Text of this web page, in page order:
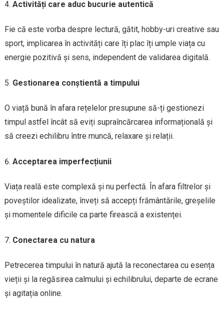
Activități care aduc bucurie autentică
Fie că este vorba despre lectură, gătit, hobby-uri creative sau
sport, implicarea în activități care îți plac îți umple viața cu
energie pozitivă și sens, independent de validarea digitală.
Gestionarea conștientă a timpului
O viață bună în afara rețelelor presupune să-ți gestionezi
timpul astfel încât să eviți supraîncărcarea informațională și
să creezi echilibru între muncă, relaxare și relații.
Acceptarea imperfecțiunii
Viața reală este complexă și nu perfectă. În afara filtrelor și
poveștilor idealizate, înveți să accepți frământările, greșelile
și momentele dificile ca parte firească a existenței.
Conectarea cu natura
Petrecerea timpului în natură ajută la reconectarea cu esența
vieții și la regăsirea calmului și echilibrului, departe de ecrane
și agitația online.